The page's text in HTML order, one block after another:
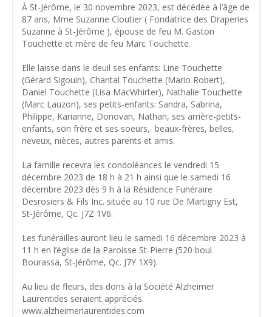
À St-Jérôme, le 30 novembre 2023, est décédée à l’âge de
87 ans, Mme Suzanne Cloutier ( Fondatrice des Draperies
Suzanne à St-Jérôme ), épouse de feu M. Gaston
Touchette et mère de feu Marc Touchette.
Elle laisse dans le deuil ses enfants: Line Touchette
(Gérard Sigouin), Chantal Touchette (Mario Robert),
Daniel Touchette (Lisa MacWhirter), Nathalie Touchette
(Marc Lauzon), ses petits-enfants: Sandra, Sabrina,
Philippe, Karianne, Donovan, Nathan, ses arrière-petits-
enfants, son frère et ses soeurs, beaux-frères, belles,
neveux, nièces, autres parents et amis.
La famille recevra les condoléances le vendredi 15
décembre 2023 de 18 h à 21 h ainsi que le samedi 16
décembre 2023 dès 9 h à la Résidence Funéraire
Desrosiers & Fils Inc. située au 10 rue De Martigny Est,
St-Jérôme, Qc. J7Z 1V6.
Les funérailles auront lieu le samedi 16 décembre 2023 à
11 h en l’église de la Paroisse St-Pierre (520 boul.
Bourassa, St-Jérôme, Qc. J7Y 1X9).
Au lieu de fleurs, des dons à la Société Alzheimer
Laurentides seraient appréciés.
www.alzheimerlaurentides.com